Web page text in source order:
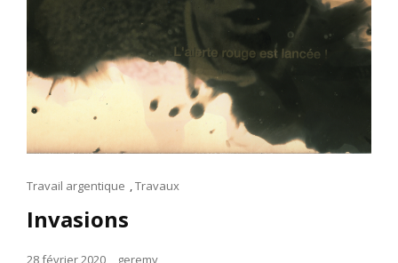
Cat
Travail argentique ,Travaux
Invasions
Posted
28 février 2020 geremy